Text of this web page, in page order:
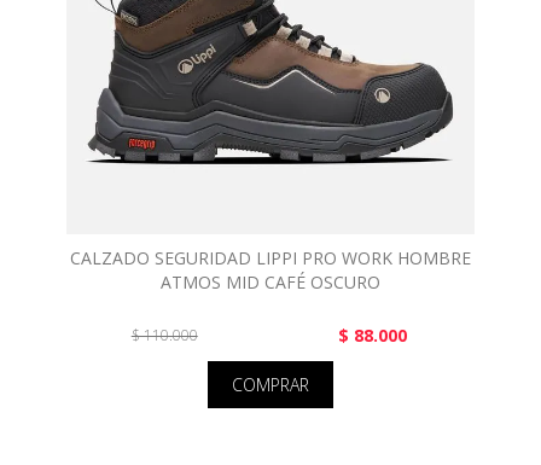
CALZADO SEGURIDAD LIPPI PRO WORK HOMBRE
ATMOS MID CAFÉ OSCURO
$ 110.000 $ 88.000
COMPRAR